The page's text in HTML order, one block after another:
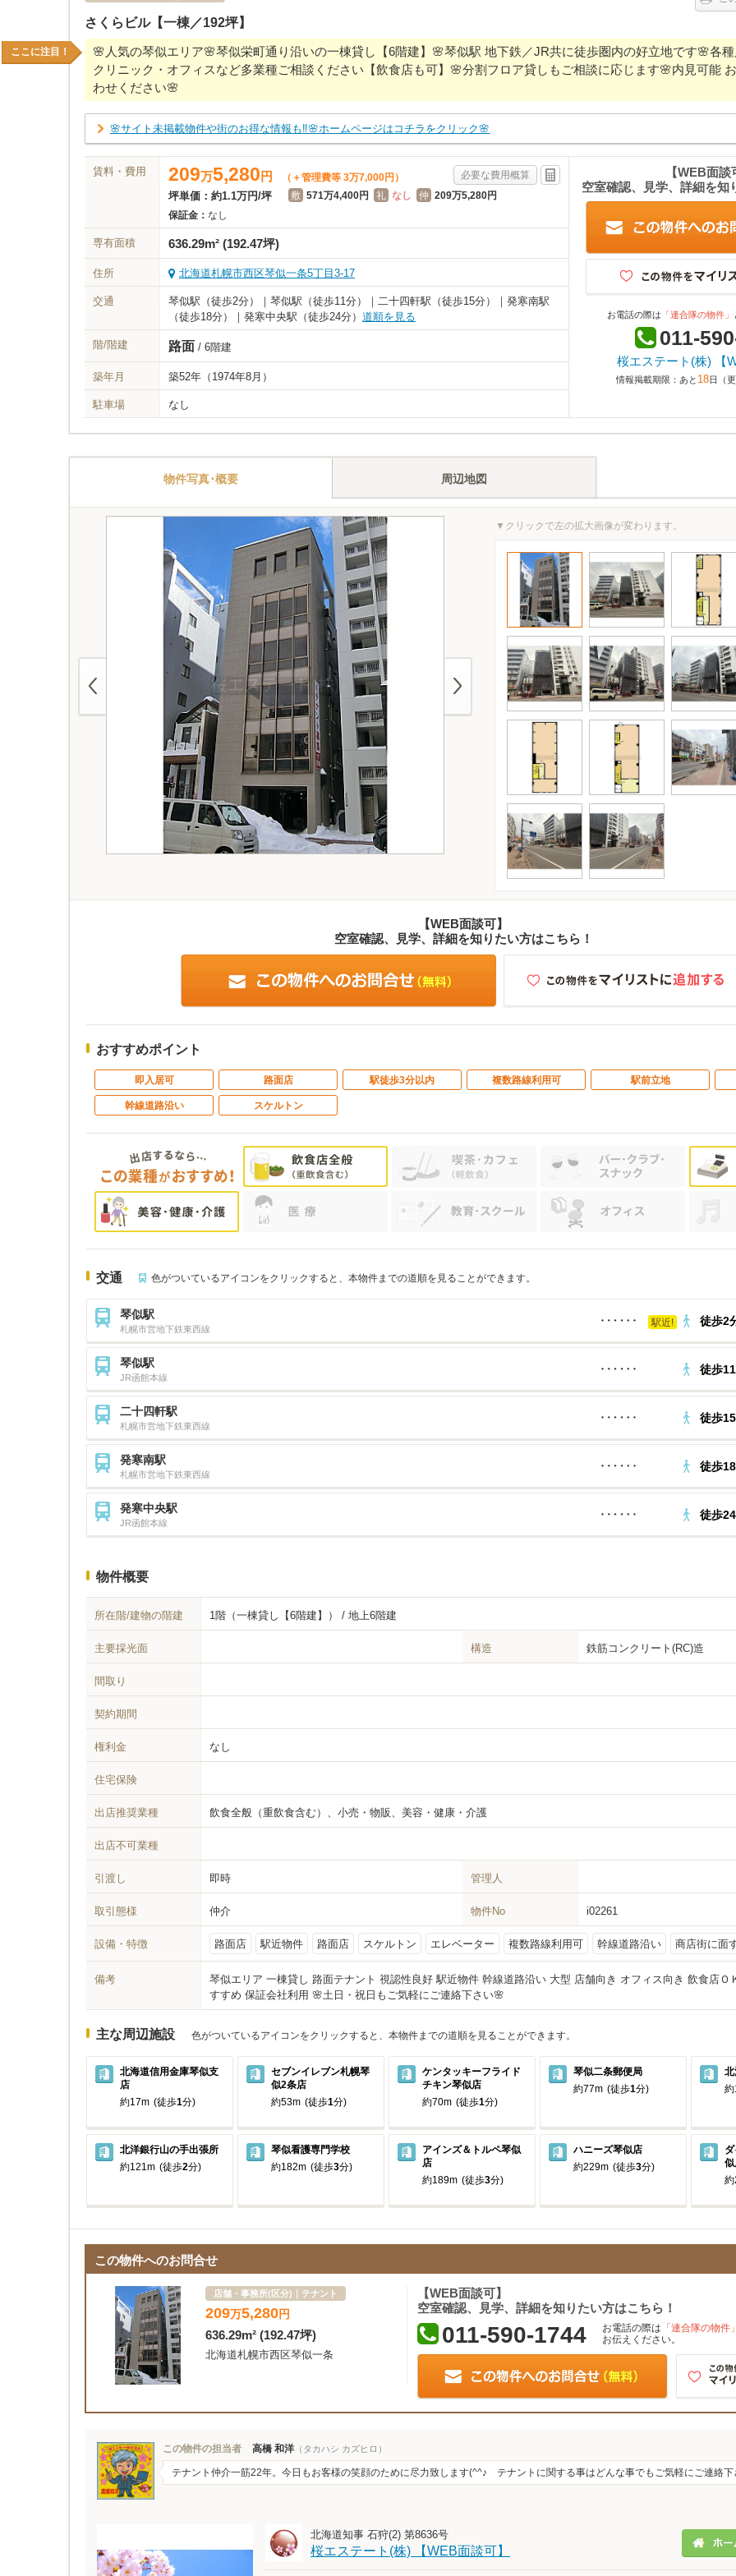
さくらビル【一棟／192坪】
ここに注目！
🌸人気の琴似エリア🌸琴似栄町通り沿いの一棟貸し【6階建】🌸琴似駅 地下鉄／JR共に徒歩圏内の好立地です🌸各種
クリニック・オフィスなど多業種ご相談ください【飲食店も可】🌸分割フロア貸しもご相談に応じます🌸内見可能
わせください🌸
🌸サイト未掲載物件や街のお得な情報も‼🌸ホームページはコチラをクリック🌸
賃料・費用 必要な費用概算
209万5,280 円 （＋管理費等 3万7,000円）
坪単価： 約1.1万円/坪 敷 571万4,400円 礼 なし 仲 209万5,280円
保証金： なし
専有面積 636.29m² (192.47坪)
住所 北海道札幌市西区琴似一条5丁目3-17
交通
琴似駅（徒歩2分）｜琴似駅（徒歩11分）｜二十四軒駅（徒歩15分）｜発寒南駅
（徒歩18分）｜発寒中央駅（徒歩24分） 道順を見る
階/階建 路面 / 6階建
築年月 築52年 （1974年8月）
駐車場 なし
【WEB面談
空室確認、見学、詳細を知
お電話の際は 「連合隊の物件」
011-
桜エステート(株) 【
情報掲載期限：あと 18日（
物件写真･概要 周辺地図
▼クリックで左の拡大画像が変わります。
【WEB面談可】
空室確認、見学、詳細を知りたい方はこちら！
おすすめポイント
即入居可 路面店 駅徒歩3分以内 複数路線利用可 駅前立地
幹線道路沿い スケルトン
交通 色がついているアイコンをクリックすると、本物件までの道順を見ることができます。
琴似駅
札幌市営地下鉄東西線
駅近! 徒歩2
琴似駅
JR函館本線
徒歩
二十四軒駅
札幌市営地下鉄東西線
徒歩
発寒南駅
札幌市営地下鉄東西線
徒歩
発寒中央駅
JR函館本線
徒歩
物件概要
所在階/建物の階建 1階（一棟貸し【6階建】） / 地上6階建
主要採光面 構造 鉄筋コンクリート(RC)造
間取り
契約期間
権利金 なし
住宅保険
出店推奨業種 飲食全般（重飲食含む）、小売・物販、美容・健康・介護
出店不可業種
引渡し 即時 管理人
取引態様 仲介 物件No i02261
設備・特徴 路面店 駅近物件 路面店 スケルトン エレベーター 複数路線利用可 幹線道路沿い 商店街に面
備考
琴似エリア 一棟貸し 路面テナント 視認性良好 駅近物件 幹線道路沿い 大型 店舗向き オフィス向き 飲食店Ｏ
すすめ 保証会社利用 🌸土日・祝日もご気軽にご連絡下さい🌸
主な周辺施設 色がついているアイコンをクリックすると、本物件までの道順を見ることができます。
北海道信用金庫琴似支
店
約17m (徒歩1分)
セブンイレブン札幌琴
似2条店
約53m (徒歩1分)
ケンタッキーフライド
チキン琴似店
約70m (徒歩1分)
琴似二条郵便局
約77m (徒歩1分)
北洋銀行山の手出張所
約121m (徒歩2分)
琴似看護専門学校
約182m (徒歩3分)
アインズ＆トルペ琴似
店
約189m (徒歩3分)
ハニーズ琴似店
約229m (徒歩3分)
この物件へのお問合せ
店舗・事務所(区分)｜テナント
209万5,280円
636.29m² (192.47坪)
北海道札幌市西区琴似一条
【WEB面談可】
空室確認、見学、詳細を知りたい方はこちら！
011-590-1744 お電話の際は 「連合隊の物件」
お伝えください。
この物件の担当者 高橋 和洋 （タカハシ カズヒロ）
テナント仲介一筋22年。今日もお客様の笑顔のために尽力致します(^^♪ テナントに関する事はどんな事でもご気軽にご連絡下
北海道知事 石狩(2) 第8636号
桜エステート(株) 【WEB面談可】